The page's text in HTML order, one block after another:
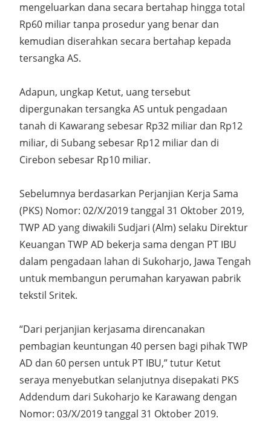
mengeluarkan dana secara bertahap hingga total
Rp60 miliar tanpa prosedur yang benar dan
kemudian diserahkan secara bertahap kepada
tersangka AS.
Adapun, ungkap Ketut, uang tersebut
dipergunakan tersangka AS untuk pengadaan
tanah di Kawarang sebesar Rp32 miliar dan Rp12
miliar, di Subang sebesar Rp12 miliar dan di
Cirebon sebesar Rp10 miliar.
Sebelumnya berdasarkan Perjanjian Kerja Sama
(PKS) Nomor: 02/X/2019 tanggal 31 Oktober 2019,
TWP AD yang diwakili Sudjari (Alm) selaku Direktur
Keuangan TWP AD bekerja sama dengan PT IBU
dalam pengadaan lahan di Sukoharjo, Jawa Tengah
untuk membangun perumahan karyawan pabrik
tekstil Sritek.
“Dari perjanjian kerjasama direncanakan
pembagian keuntungan 40 persen bagi pihak TWP
AD dan 60 persen untuk PT IBU,” tutur Ketut
seraya menyebutkan selanjutnya disepakati PKS
Addendum dari Sukoharjo ke Karawang dengan
Nomor: 03/X/2019 tanggal 31 Oktober 2019.